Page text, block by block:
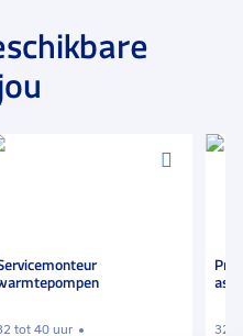
kunnen zij hun
doen zelf het
van de
Voeg
tot 40 uur 32